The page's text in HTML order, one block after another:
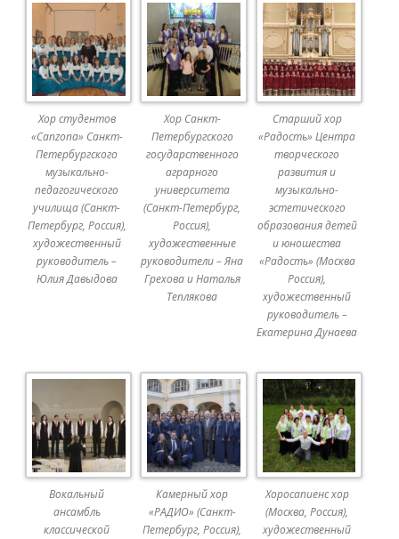
Хор студентов
«Canzona» Санкт-
Петербургского
музыкально-
педагогического
училища (Санкт-
Петербург, Россия),
художественный
руководитель –
Юлия Давыдова
Хор Санкт-
Петербургского
государственного
аграрного
университета
(Санкт-Петербург,
Россия),
художественные
руководители – Яна
Грехова и Наталья
Теплякова
Старший хор
«Радость» Центра
творческого
развития и
музыкально-
эстетического
образования детей
и юношества
«Радость» (Москва
Россия),
художественный
руководитель –
Екатерина Дунаева
Вокальный
ансамбль
классической
Камерный хор
«РАДИО» (Санкт-
Петербург, Россия),
Хоросапиенс хор
(Москва, Россия),
художественный